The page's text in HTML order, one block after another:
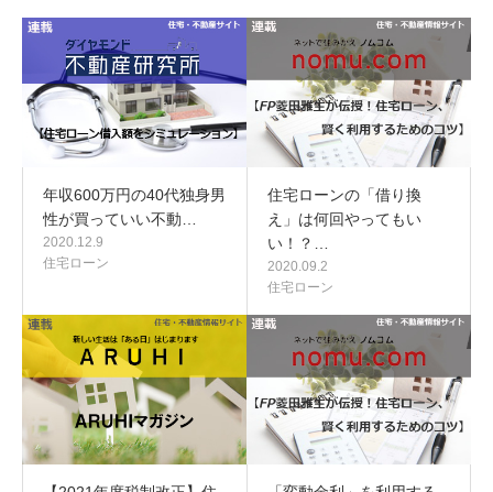
年収600万円の40代独身男
性が買っていい不動…
2020.12.9
住宅ローン
住宅ローンの「借り換
え」は何回やってもい
い！？…
2020.09.2
住宅ローン